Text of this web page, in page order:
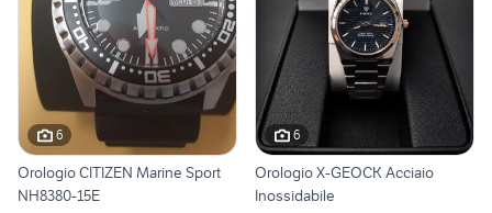
6
Orologio CITIZEN Marine Sport
NH8380-15E
6
Orologio X-GEOCK Acciaio
Inossidabile